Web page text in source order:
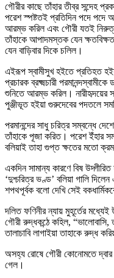
গৌরীর কাছে তাঁহার তীব্র সন্দেহ
পরেশ স্পষ্টতই প্রতিদিন পদে পদে
আরম্ভ করিল এবং গৌরী যতই
তাঁহাকে আপাদমস্তক যেন
যেন বাড়িবার দিকে চলিল।
এইরূপ স্বামীসুখ হইতে প্রতিহত
প্রচারক ব্রক্ষ্মচারী
শুনিতে আরম্ভ করিল। নারীহৃদয়ের
পুঞ্জীভূত হইয়া গুরুদেবের পদতলে
পরমানন্দের সাধু চরিত্র সম্বন্ধে
তাঁহাকে পূজা করিত। পরেশ ইঁহার
বলিয়াই তাহা গুপ্ত ক্ষতের মতো
একদিন সামান্য কারণে বিষ
‘দুশ্চরিত্র ভণ্ড’ বলিয়া গালি
শপথপূর্বক বলো দেখি সেই
দলিত ফণিনীর ন্যায় মুহূর্তের মধ্যেই
গৌরী রুদ্ধকন্ঠে কহিল,
তালাচাবি লাগাইয়া তাহাকে রুদ্ধ
অসহ্য রোষে গৌরী কোনোমতে দ্বার
গেল।